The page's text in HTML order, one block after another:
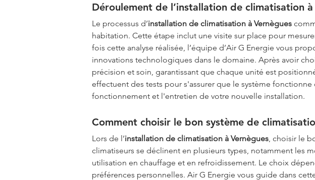
Déroulement de l’installation de climatisation à
Le processus d’installation de climatisation à Vernègues
habitation. Cette étape inclut une visite sur place pour
fois cette analyse réalisée, l’équipe d’Air G Energie vous
innovations technologiques dans le domaine. Après avoir
précision et soin, garantissant que chaque unité est
effectuent des tests pour s'assurer que le système
fonctionnement et l'entretien de votre nouvelle installation.
Comment choisir le bon système de
Lors de l’installation de climatisation à Vernègues , choisir le
climatiseurs se déclinent en plusieurs types, notamment les
utilisation en chauffage et en refroidissement. Le choix
préférences personnelles. Air G Energie vous guide dans